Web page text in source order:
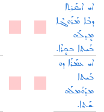
ܐܝ ܐܝܩܰܪܬ݂ܐ
ܕܒܶܐ ܡܰܪܰܘܓܶܐ
ܡܷܕܠܰܗ
ܒܰܝܬܐ ܒܟܷܪܶܐ.
ܐܝ ܥܡܰܪܰܐ ܕܘ
ܒܰܝܬܐ
ܡܕܰܘܰܡܠܰܗ
ܫܰܬܐ.